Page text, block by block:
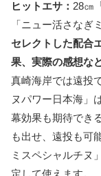
ヒットエサ： 28㎝
「ニュー活さなぎ
セレクトした配合
果、実際の感想な
真崎海岸では遠投
ヌパワー日本海」
幕効果も期待でき
も出せ、遠投も可
ミスペシャルチヌ
定して使えます。